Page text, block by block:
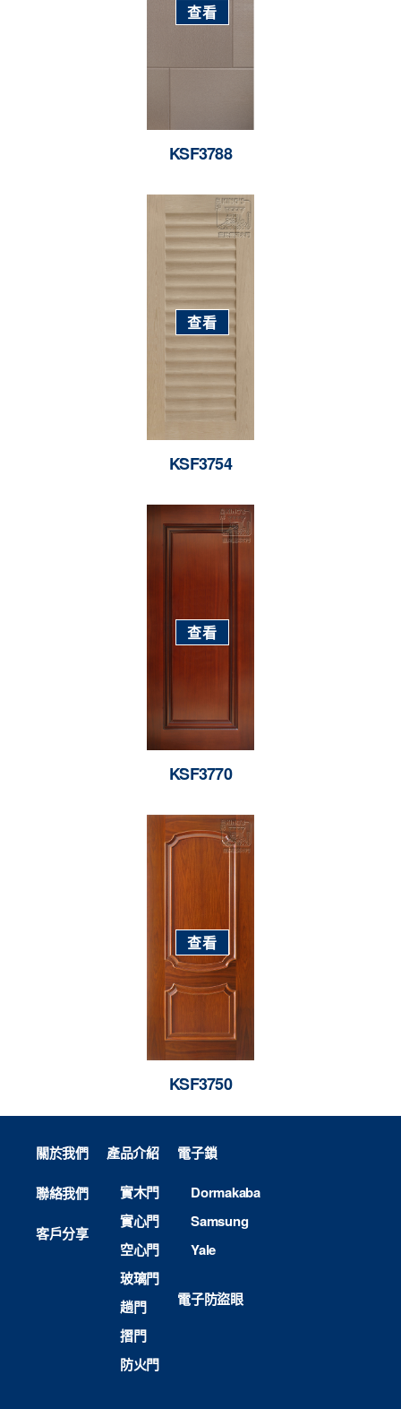
KSF3788
查看
KSF3754
查看
KSF3770
查看
KSF3750
查看
關於我們
聯絡我們
客戶分享
產品介紹
實木門
實心門
空心門
玻璃門
趟門
摺門
防火門
電子鎖
Dormakaba
Samsung
Yale
電子防盜眼